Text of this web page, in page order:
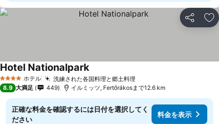
シェア お
4 ホテルのランク
ホテル 洗練された各国料理と郷土料理料金を表示
Hotel Nationalpark料金を表示
8.9 大満足 449 イルミッツ, Fertőrákosまで12.6 km
正確な料金を確認するには日付を選択してく
ださい
料金を表示